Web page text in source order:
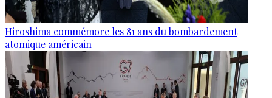
Hiroshima commémore les 81 ans du bombardement
atomique américain